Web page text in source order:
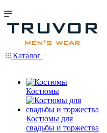
Каталог
Костюмы
Костюмы для
свадьбы и торжества